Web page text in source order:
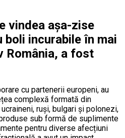
vindea așa-zise
incurabile în mai
România, a fost
cu partenerii europeni, au
complexă formată din
ruși, bulgari și polonezi,
sub formă de suplimente
pentru diverse afecțiuni